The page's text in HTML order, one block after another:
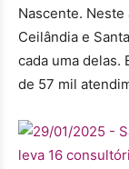
Nascente.
Ceilândia e
cada uma delas.
de 57 mil